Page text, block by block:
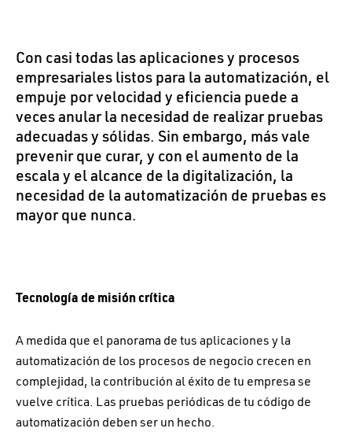
Tecnología de misión crítica
A medida que el panorama de tus aplicaciones y la
automatización de los procesos de negocio crecen en
complejidad, la contribución al éxito de tu empresa se
vuelve crítica. Las pruebas periódicas de tu código de
automatización deben ser un hecho.
Con casi todas las aplicaciones y procesos
empresariales listos para la automatización, el
empuje por velocidad y eficiencia puede a
veces anular la necesidad de realizar pruebas
adecuadas y sólidas. Sin embargo, más vale
prevenir que curar, y con el aumento de la
escala y el alcance de la digitalización, la
necesidad de la automatización de pruebas es
mayor que nunca.